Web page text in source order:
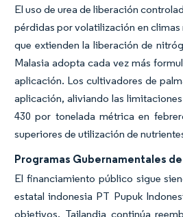
El uso de urea de liberación
pérdidas por volatilización en
que extienden la liberación de
Malasia adopta cada vez más
aplicación. Los cultivadores de
aplicación, aliviando las
430 por tonelada métrica en
superiores de utilización de
Programas Gubernamentales
El financiamiento público sigue
estatal indonesia PT Pupuk
objetivos. Tailandia continúa